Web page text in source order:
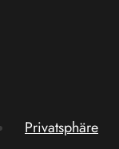
Privatsphäre